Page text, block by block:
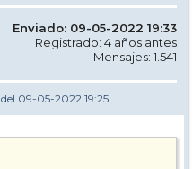
Enviado: 09-05-2022 19:33
Registrado: 4 años antes
Mensajes: 1.541
del 09-05-2022 19:25